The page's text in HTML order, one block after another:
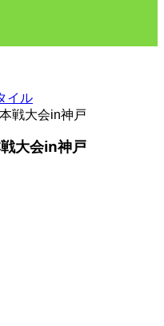
イル
戦大会in神戸
戦大会in神戸